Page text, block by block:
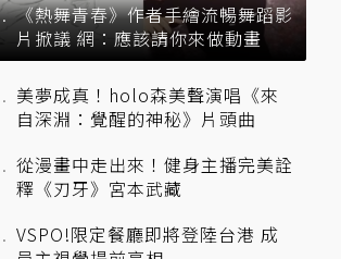
《熱舞青春》作者手繪流暢舞蹈影
片掀議 網：應該請你來做動畫
美夢成真！holo森美聲演唱《來
自深淵：覺醒的神秘》片頭曲
從漫畫中走出來！健身主播完美詮
釋《刃牙》宮本武藏
VSPO!限定餐廳即將登陸台港 成